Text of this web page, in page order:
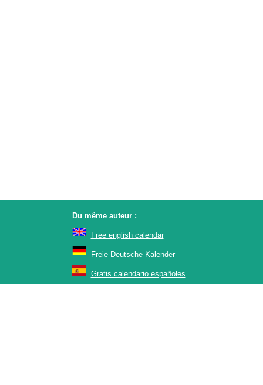
Du même auteur :
Free english calendar
Freie Deutsche Kalender
Gratis calendario españoles